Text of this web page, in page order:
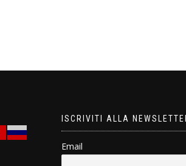
ISCRIVITI ALLA
Email